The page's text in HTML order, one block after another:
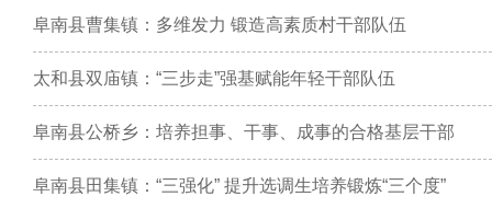
阜南县曹集镇：多维发力 锻造高素质村干部队伍
太和县双庙镇：“三步走”强基赋能年轻干部队伍
阜南县公桥乡：培养担事、干事、成事的合格基层干部
阜南县田集镇：“三强化” 提升选调生培养锻炼“三个度”